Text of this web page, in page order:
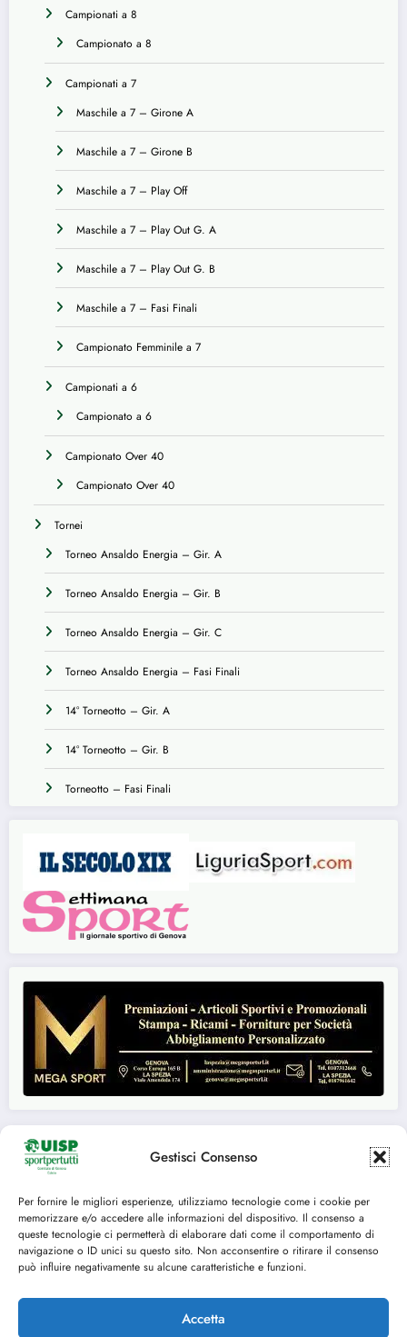
Gestisci Consenso
Per fornire le migliori esperienze, utilizziamo tecnologie come i cookie per
memorizzare e/o accedere alle informazioni del dispositivo. Il consenso a
queste tecnologie ci permetterà di elaborare dati come il comportamento di
navigazione o ID unici su questo sito. Non acconsentire o ritirare il consenso
può influire negativamente su alcune caratteristiche e funzioni.
Accetta
Campionati a 8
Campionato a 8
Campionati a 7
Maschile a 7 – Girone A
Maschile a 7 – Girone B
Maschile a 7 – Play Off
Maschile a 7 – Play Out G. A
Maschile a 7 – Play Out G. B
Maschile a 7 – Fasi Finali
Campionato Femminile a 7
Campionati a 6
Campionato a 6
Campionato Over 40
Campionato Over 40
Tornei
Torneo Ansaldo Energia – Gir. A
Torneo Ansaldo Energia – Gir. B
Torneo Ansaldo Energia – Gir. C
Torneo Ansaldo Energia – Fasi Finali
14° Torneotto – Gir. A
14° Torneotto – Gir. B
Torneotto – Fasi Finali
Seguici su:
FACEBOOK
TWITTER
INSTAGRAM
YOUTUBE